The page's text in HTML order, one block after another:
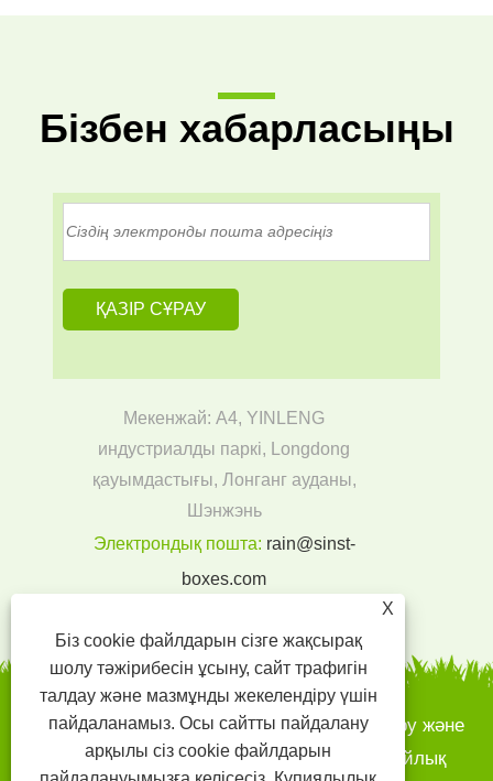
Бізбен хабарласыңы
Мекенжай: A4, YINLENG
индустриалды паркі, Longdong
қауымдастығы, Лонганг ауданы,
Шэнжэнь
Электрондық пошта: rain@sinst-
boxes.com
Авторлық құқық © 2022 SINST басып шығару және
буып-түю CO., LTD - қағаз қораптары, сыйлық
X
Біз cookie файлдарын сізге жақсырақ
шолу тәжірибесін ұсыну, сайт трафигін
талдау және мазмұнды жекелендіру үшін
пайдаланамыз. Осы сайтты пайдалану
арқылы сіз cookie файлдарын